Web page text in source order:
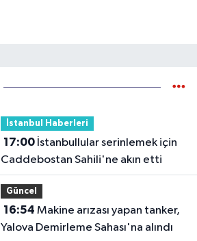
İstanbul Haberleri
17:00İstanbullular serinlemek için
Caddebostan Sahili'ne akın etti
Güncel
16:54
Yalova Demirleme Sahası'na alındı